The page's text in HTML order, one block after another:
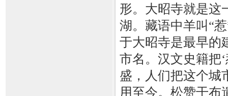
形。大昭寺就是这
湖。藏语中羊叫“
于大昭寺是最早的
市名。汉文史籍把
盛，人们把这个城
用至今。松赞干布